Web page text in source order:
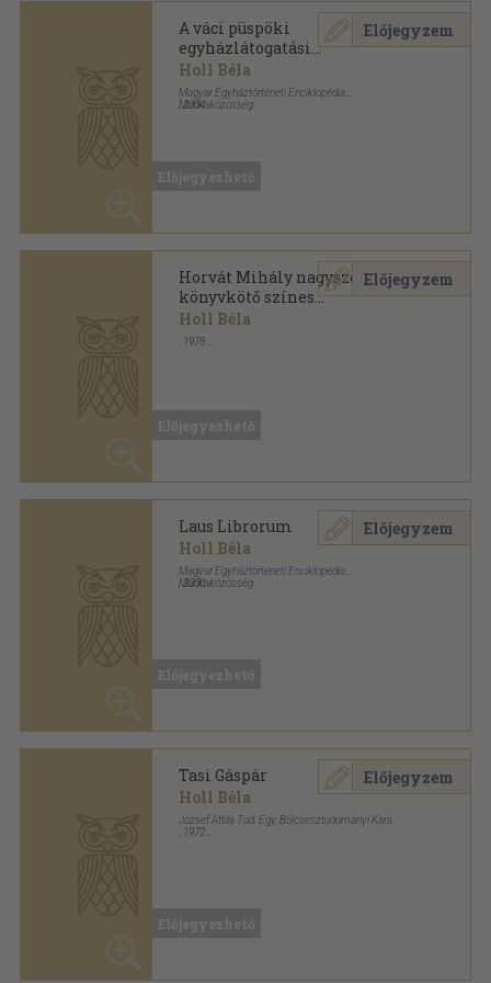
pergamenkötése 1733-ból
Holl Béla
,1978
Tűzött kötés,6 oldal
Magyar Könyvszemle sorozat
Laus Librorum
Holl Béla
Magyar Egyháztörténeti Enciklopédia
Munkaközösség
,2000
Ragasztott papírkötés , 300oldal
Metem-könyvek sorozat
Előjegyzem
Tasi Gáspár
Holl Béla
József Attila Tud. Egy. Bölcsésztudományi Kara
,1972
Ragasztott papírkötés
Előjegyzem
Bevezetés a régi magyar
irodalom filológiájába
Stoll Béla...
Universitas Könyvkiadó
,1996
Ragasztott papírkötés ,349oldal
Előjegyzem
Ozorai Imre vitairatának